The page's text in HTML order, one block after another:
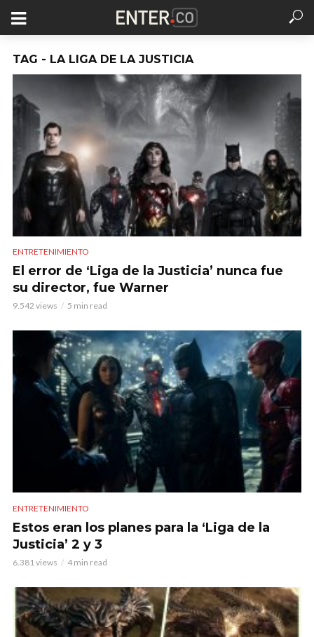
TAG - LA LIGA DE LA JUSTICIA
ENTRETENIMIENTO
El error de ‘Liga de la Justicia’ nunca fue
su director, fue Warner
9.542 views 5 min read
ENTRETENIMIENTO
Estos eran los planes para la ‘Liga de la
Justicia’ 2 y 3
6.381 views 4 min read